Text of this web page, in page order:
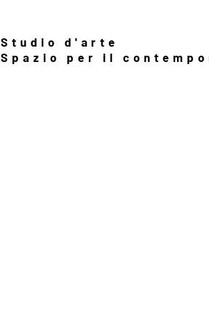
Studio d'arte
Spazio per il